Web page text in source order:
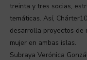
treinta y tres socias,
temáticas. Así,
desarrolla proyectos de
mujer en ambas islas.
Subraya Verónica